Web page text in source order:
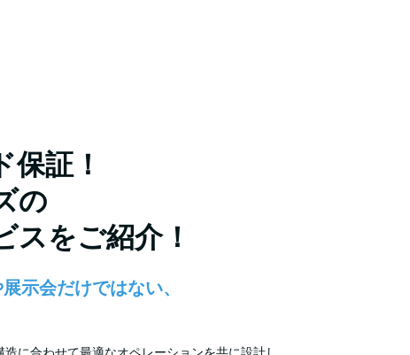
保証！
の
スをご紹介！
示会だけではない、